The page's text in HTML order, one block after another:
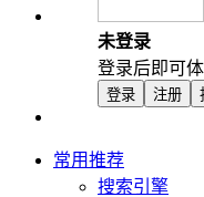
未登录
登录后即可
登录 注册
常用推荐
搜索引擎